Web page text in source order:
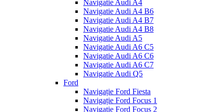
Navigatie Audi A4
Navigatie Audi A4 B6
Navigatie Audi A4 B7
Navigatie Audi A4 B8
Navigatie Audi A5
Navigatie Audi A6 C5
Navigatie Audi A6 C6
Navigatie Audi A6 C7
Navigatie Audi Q5
Ford
Navigație Ford Fiesta
Navigație Ford Focus 1
Navigație Ford Focus 2